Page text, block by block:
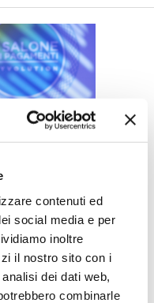
contenuti ed
social media e per
inoltre
il nostro sito con i
dei dati web,
combinarle
Da
per la
-Al Salone Pagamenti